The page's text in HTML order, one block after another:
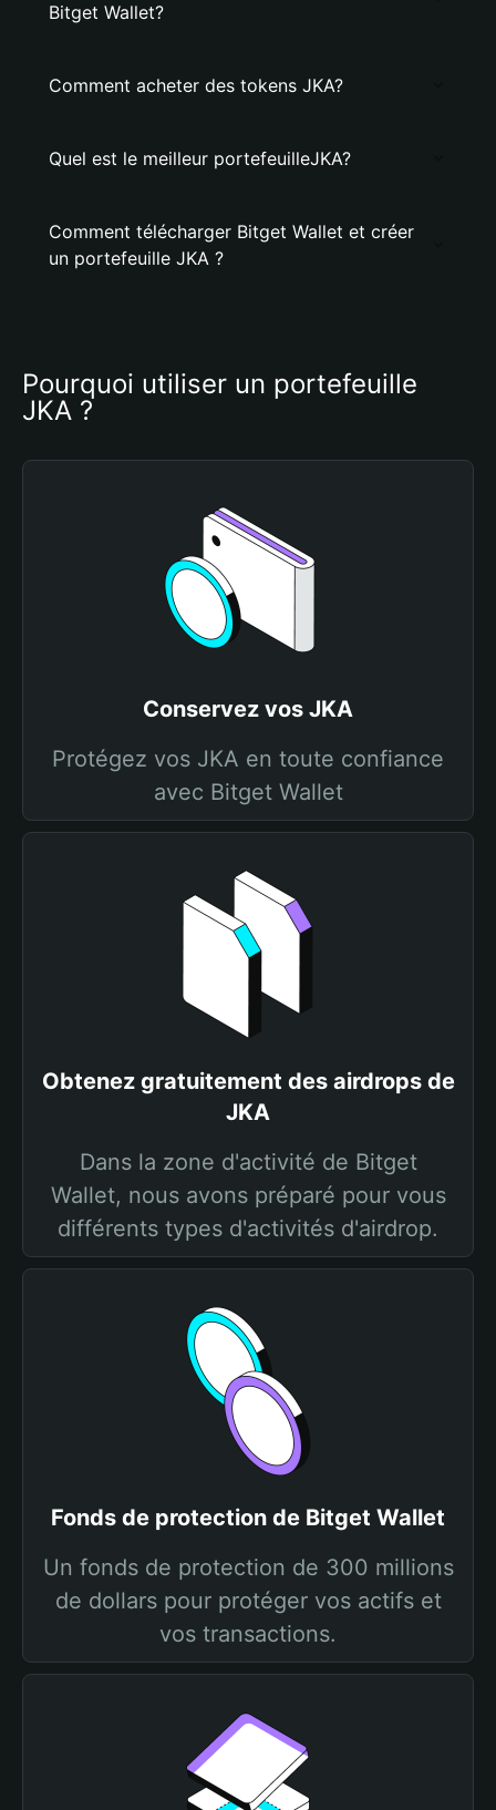
Bitget Wallet?
Comment acheter des tokens JKA?
Quel est le meilleur portefeuilleJKA?
Comment télécharger Bitget Wallet et créer
un portefeuille JKA ?
Pourquoi utiliser un portefeuille
JKA ?
Conservez vos JKA
Protégez vos JKA en toute confiance
avec Bitget Wallet
Obtenez gratuitement des airdrops de
JKA
Dans la zone d'activité de Bitget
Wallet, nous avons préparé pour vous
différents types d'activités d'airdrop.
Fonds de protection de Bitget Wallet
Un fonds de protection de 300 millions
de dollars pour protéger vos actifs et
vos transactions.